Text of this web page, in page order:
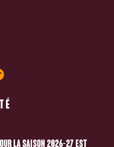
LA SAISON 2026-27 EST